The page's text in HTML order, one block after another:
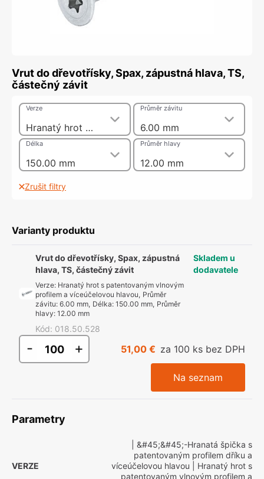
Vrut do dřevotřísky, Spax, zápustná hlava, TS,
částečný závit
Hranatý hrot s patentovaným vlnovým profilem a víceúčelovou hlavou
Verze
6.00 mm
Průměr závitu
150.00 mm
Délka
12.00 mm
Průměr hlavy
Zrušit filtry
Varianty produktu
Vrut do dřevotřísky, Spax, zápustná
hlava, TS, částečný závit
Verze: Hranatý hrot s patentovaným vlnovým
profilem a víceúčelovou hlavou, Průměr
závitu:6.00 mm, Délka:150.00 mm, Průměr
hlavy:12.00 mm
Kód: 018.50.528
Skladem u
dodavatele
- + 51,00 € za 100 ks bez DPH
Na seznam
Parametry
VERZE
| &#45;&#45;-Hranatá špička s
patentovaným profilem dříku a
víceúčelovou hlavou | Hranatý hrot s
patentovaným vlnovým profilem a